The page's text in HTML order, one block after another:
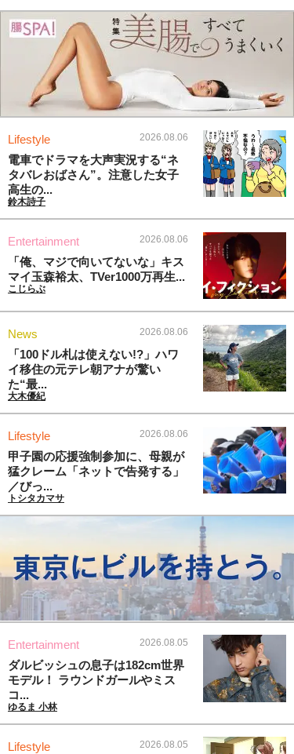
Lifestyle 2026.08.06
電車でドラマを大声実況する“ネ
タバレおばさん”。注意した女子
高生の...
鈴木詩子
Entertainment 2026.08.06
「俺、マジで向いてないな」キス
マイ玉森裕太、TVer1000万再生...
こじらぶ
News 2026.08.06
「100ドル札は使えない!?」ハワ
イ移住の元テレ朝アナが驚い
た“最...
大木優紀
Lifestyle 2026.08.06
甲子園の応援強制参加に、母親が
猛クレーム「ネットで告発する」
／びっ...
トシタカマサ
Entertainment 2026.08.05
ダルビッシュの息子は182cm世界
モデル！ ラウンドガールやミス
コ...
ゆるま 小林
Lifestyle 2026.08.05